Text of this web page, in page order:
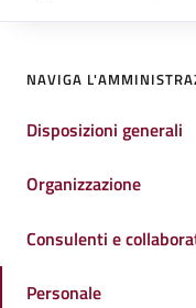
NAVIGA
Disposizioni generali
Organizzazione
Consulenti e
Personale